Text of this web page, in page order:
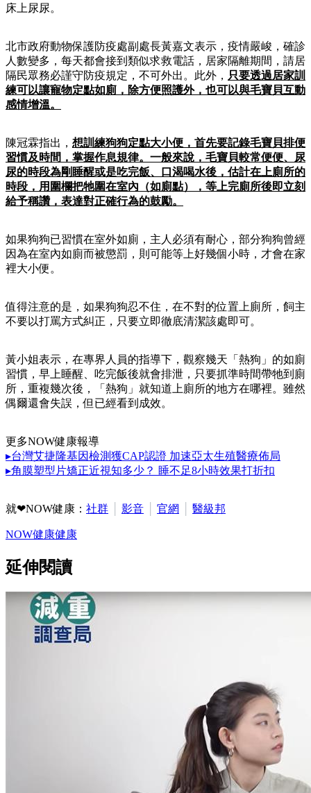
床上尿尿。
北市政府動物保護防疫處副處長黃嘉文表示，疫情嚴峻，確診
人數變多，每天都會接到類似求救電話，居家隔離期間，請居
隔民眾務必謹守防疫規定，不可外出。此外， 只要透過居家訓
練可以讓寵物定點如廁，除方便照護外，也可以與毛寶貝互動
感情增溫。
陳冠霖指出， 想訓練狗狗定點大小便，首先要記錄毛寶貝排便
習慣及時間，掌握作息規律。一般來說，毛寶貝較常便便、尿
尿的時段為剛睡醒或是吃完飯、口渴喝水後，估計在上廁所的
時段，用圍欄把牠圍在室內（如廁點），等上完廁所後即立刻
給予稱讚，表達對正確行為的鼓勵。
如果狗狗已習慣在室外如廁，主人必須有耐心，部分狗狗曾經
因為在室內如廁而被懲罰，則可能等上好幾個小時，才會在家
裡大小便。
值得注意的是，如果狗狗忍不住，在不對的位置上廁所，飼主
不要以打罵方式糾正，只要立即徹底清潔該處即可。
黃小姐表示，在專界人員的指導下，觀察幾天「熱狗」的如廁
習慣，早上睡醒、吃完飯後就會排泄，只要抓準時間帶牠到廁
所，重複幾次後，「熱狗」就知道上廁所的地方在哪裡。雖然
偶爾還會失誤，但已經看到成效。
更多NOW健康報導
▸台灣艾捷隆基因檢測獲CAP認證 加速亞太生殖醫療佈局
▸角膜塑型片矯正近視知多少？ 睡不足8小時效果打折扣
就❤NOW健康： 社群 影音 官網 醫級邦
NOW健康健康
延伸閱讀